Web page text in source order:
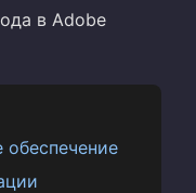
в Adobe